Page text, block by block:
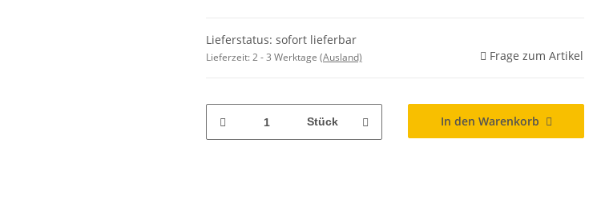
Lieferstatus: sofort lieferbar
Lieferzeit:2 - 3 Werktage (Ausland) Frage zum Artikel
Stück In den Warenkorb